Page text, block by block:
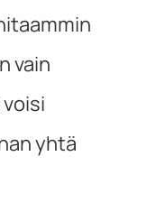
vain
yhtä